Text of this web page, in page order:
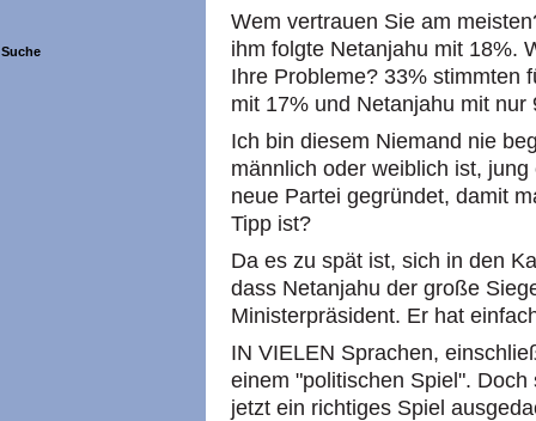
Suche
Wem vertrauen Sie am
ihm folgte Netanjahu mit 18%.
Ihre Probleme? 33% stimmten
mit 17% und Netanjahu mit nur
Ich bin diesem Niemand nie
männlich oder weiblich ist,
neue Partei gegründet, damit
Tipp ist?
Da es zu spät ist, sich in den
dass Netanjahu der große
Ministerpräsident. Er hat
IN VIELEN Sprachen,
einem "politischen Spiel".
jetzt ein richtiges Spiel